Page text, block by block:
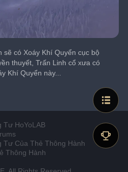
sẽ có Xoáy Khí Quyển cục bộ
thuyết, Trấn Linh cổ xưa có
Khí Quyển này...
Tư HoYoLAB
Tư Của Thẻ Thông Hành
Thông Hành